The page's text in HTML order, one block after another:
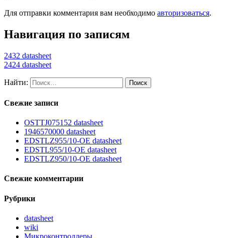
Для отправки комментария вам необходимо авторизоваться.
Навигация по записям
2432 datasheet
2424 datasheet
Найти:
Свежие записи
OSTTJ075152 datasheet
1946570000 datasheet
EDSTLZ955/10-OE datasheet
EDSTL955/10-OE datasheet
EDSTLZ950/10-OE datasheet
Свежие комментарии
Рубрики
datasheet
wiki
Микроконтроллеры